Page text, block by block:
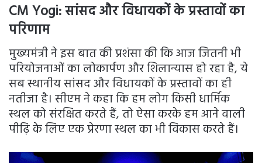
CM Yogi:सांसद और विधायकों के प्रस्तावों का
परिणाम
मुख्यमंत्री ने इस बात की प्रशंसा की कि आज जितनी भी
परियोजनाओं का लोकार्पण और शिलान्यास हो रहा है, ये
सब स्थानीय सांसद और विधायकों के प्रस्तावों का ही
नतीजा है। सीएम ने कहा कि हम लोग किसी धार्मिक
स्थल को संरक्षित करते हैं, तो ऐसा करके हम आने वाली
पीढ़ि के लिए एक प्रेरणा स्थल का भी विकास करते हैं।